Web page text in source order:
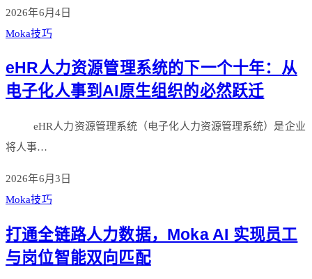
2026年6月4日
Moka技巧
eHR人力资源管理系统的下一个十年：从
电子化人事到AI原生组织的必然跃迁
eHR人力资源管理系统（电子化人力资源管理系统）是企业
将人事…
2026年6月3日
Moka技巧
打通全链路人力数据，Moka AI 实现员工
与岗位智能双向匹配